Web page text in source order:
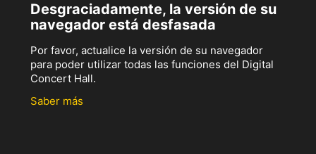
Desgraciadamente, la versión de su
navegador está desfasada
Por favor, actualice la versión de su navegador
para poder utilizar todas las funciones del Digital
Concert Hall.
Saber más